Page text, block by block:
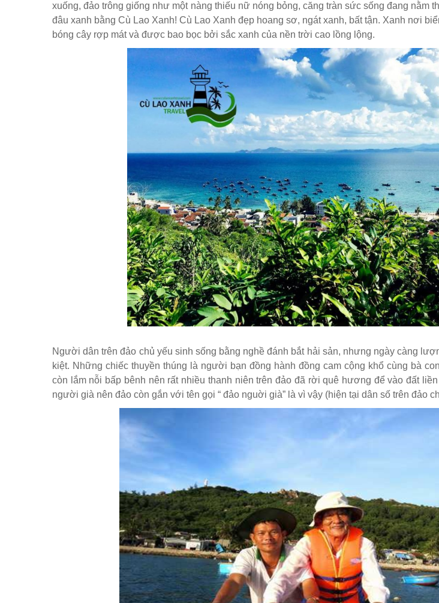
xuống, đảo trông giống như một nàng thiếu nữ nóng bỏng, căng tràn sức sống đang nằm
đâu xanh bằng Cù Lao Xanh! Cù Lao Xanh đẹp hoang sơ, ngát xanh, bất tận. Xanh nơi
bóng cây rợp mát và được bao bọc bởi sắc xanh của nền trời cao lồng lộng.
Người dân trên đảo chủ yếu sinh sống bằng nghề đánh bắt hải sản, nhưng ngày càng
kiệt. Những chiếc thuyền thúng là người bạn đồng hành đồng cam cộng khổ cùng bà
còn lắm nỗi bấp bênh nên rất nhiều thanh niên trên đảo đã rời quê hương để vào đất
người già nên đảo còn gắn với tên gọi “ đảo nguời già” là vì vậy (hiện tại dân số trên đảo